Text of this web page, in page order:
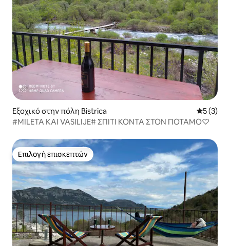
Εξοχικό στην πόλη Bistrica Μέση
5 (3)
#MILETA ΚΑΙ VASILIJE# ΣΠΙΤΙ ΚΟΝΤΑ ΣΤΟΝ ΠΟΤΑΜΟ♡
Επιλογή επισκεπτών
Επιλογή επισκεπτών